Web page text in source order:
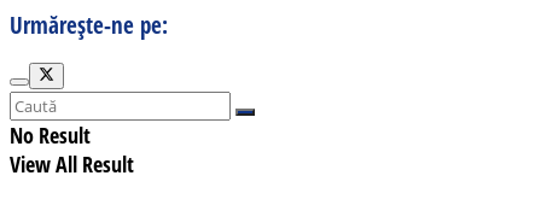
Urmărește-ne pe:
No Result
View All Result